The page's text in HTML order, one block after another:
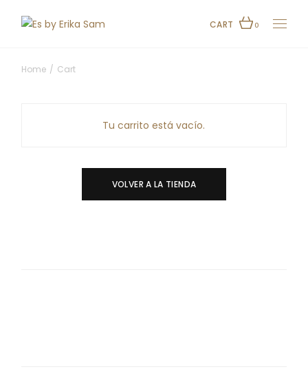
CART 0
Home Cart
Tu carrito está vacío.
VOLVER A LA TIENDA